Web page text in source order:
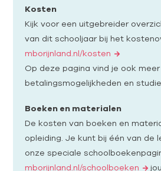
Kosten
Kijk voor een uitgebreider
van dit schooljaar bij het
mborijnland.nl/kosten
Op deze pagina vind je ook
betalingsmogelijkheden en
Boeken en materialen
De kosten van boeken en
opleiding. Je kunt bij één van de
onze speciale
mborijnland.nl/schoolboeken